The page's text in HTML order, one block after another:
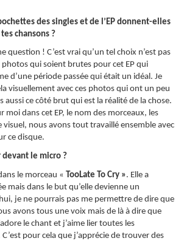
des singles et de l’EP donnent-elles
chansons ?
question ! C’est vrai qu’un tel choix n’est pas
photos qui soient brutes pour cet EP qui
d’une période passée qui était un idéal. Je
visuellement avec ces photos qui ont un peu
aussi ce côté brut qui est la réalité de la chose.
moi dans cet EP, le nom des morceaux, les
visuel, nous avons tout travaillé ensemble avec
ce disque.
devant le micro ?
le morceau « TooLate To Cry ». Elle a
mais dans le but qu’elle devienne un
je ne pourrais pas me permettre de dire que
avons tous une voix mais de là à dire que
le chant et j’aime lier toutes les
pour cela que j’apprécie de trouver des